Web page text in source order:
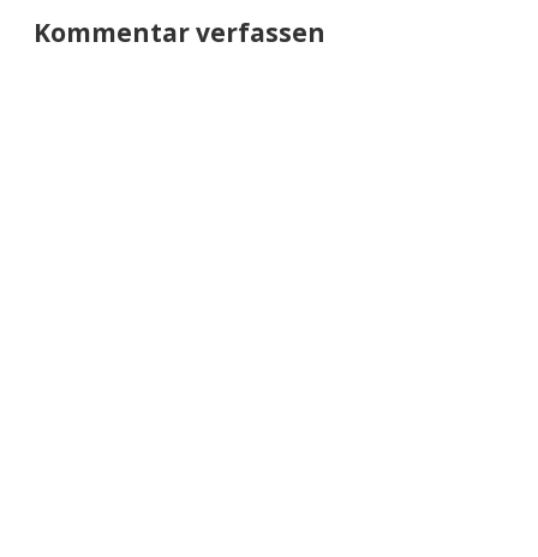
Kommentar verfassen